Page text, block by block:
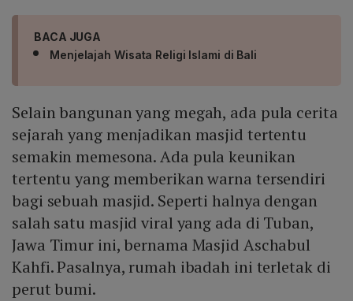
BACA JUGA
Menjelajah Wisata Religi Islami di Bali
Selain bangunan yang megah, ada pula cerita
sejarah yang menjadikan masjid tertentu
semakin memesona. Ada pula keunikan
tertentu yang memberikan warna tersendiri
bagi sebuah masjid. Seperti halnya dengan
salah satu masjid viral yang ada di Tuban,
Jawa Timur ini, bernama Masjid Aschabul
Kahfi. Pasalnya, rumah ibadah ini terletak di
perut bumi.